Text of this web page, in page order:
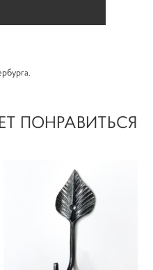
ПОНРАВИТЬСЯ